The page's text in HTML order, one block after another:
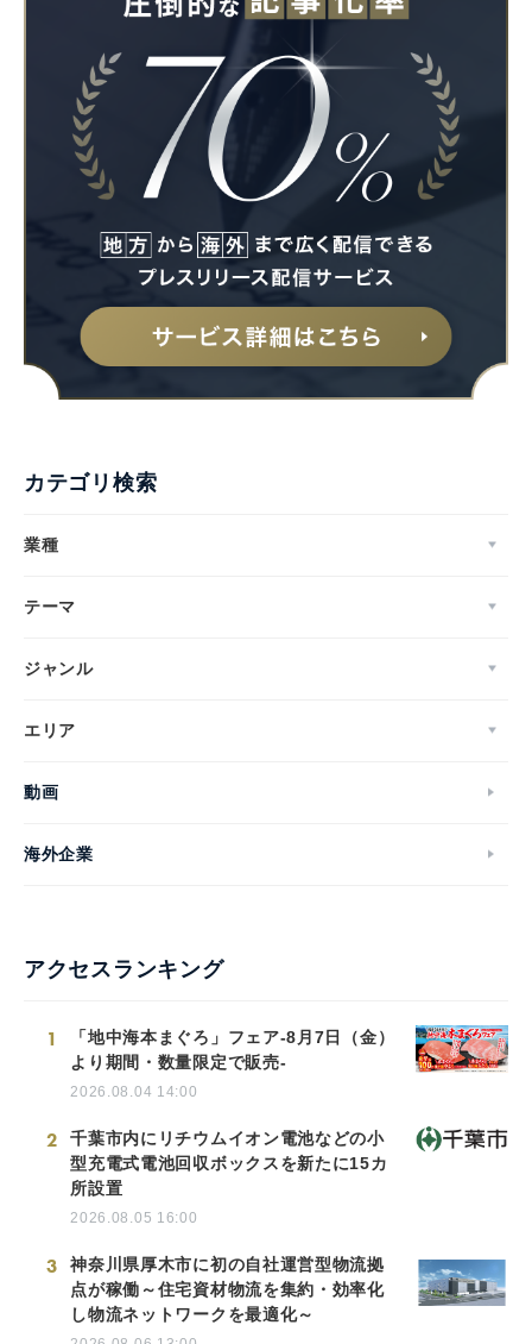
カテゴリ検索
業種
テーマ
ジャンル
エリア
動画
海外企業
アクセスランキング
1
「地中海本まぐろ」フェア-8月7日（金）
より期間・数量限定で販売-
2026.08.04 14:00
2
千葉市内にリチウムイオン電池などの小
型充電式電池回収ボックスを新たに15カ
所設置
2026.08.05 16:00
3
神奈川県厚木市に初の自社運営型物流拠
点が稼働～住宅資材物流を集約・効率化
し物流ネットワークを最適化～